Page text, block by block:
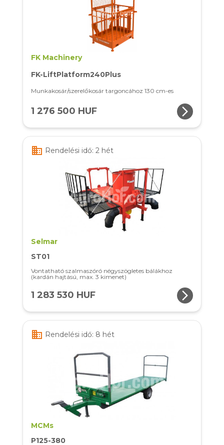
FK Machinery
FK-LiftPlatform240Plus
Munkakosár/szerelőkosár targoncához 130 cm-es
1 276 500 HUF arrow_forward_ios
business Rendelési idő: 2 hét
Selmar
ST01
Vontatható szalmaszóró négyszögletes bálákhoz
(kardán hajtású, max. 3 kimenet)
1 283 530 HUF arrow_forward_ios
business Rendelési idő: 8 hét
MCMs
P125-380